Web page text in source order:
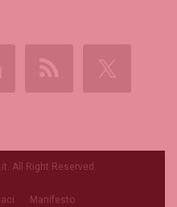
All Right Reserved.
Manifesto